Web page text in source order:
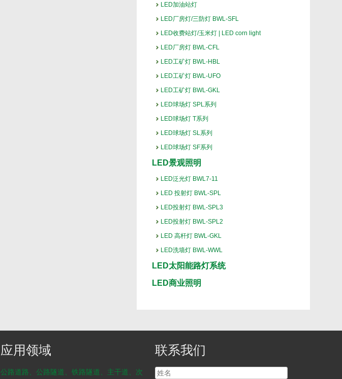
LED加油站灯
LED厂房灯/三防灯 BWL-SFL
LED收费站灯/玉米灯 | LED corn light
LED厂房灯 BWL-CFL
LED工矿灯 BWL-HBL
LED工矿灯 BWL-UFO
LED工矿灯 BWL-GKL
LED球场灯 SPL系列
LED球场灯 T系列
LED球场灯 SL系列
LED球场灯 SF系列
LED景观照明
LED泛光灯 BWL7-11
LED 投射灯 BWL-SPL
LED投射灯 BWL-SPL3
LED投射灯 BWL-SPL2
LED 高杆灯 BWL-GKL
LED洗墙灯 BWL-WWL
LED太阳能路灯系统
LED商业照明
应用领域
公路道路、公路隧道、铁路隧道、主干道、次
联系我们